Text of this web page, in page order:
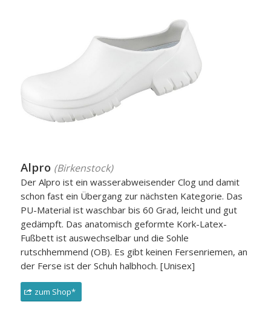
Alpro (Birkenstock)
Der Alpro ist ein wasserabweisender Clog und damit
schon fast ein Übergang zur nächsten Kategorie. Das
PU-Material ist waschbar bis 60 Grad, leicht und gut
gedämpft. Das anatomisch geformte Kork-Latex-
Fußbett ist auswechselbar und die Sohle
rutschhemmend (OB). Es gibt keinen Fersenriemen, an
der Ferse ist der Schuh halbhoch. [Unisex]
zum Shop*